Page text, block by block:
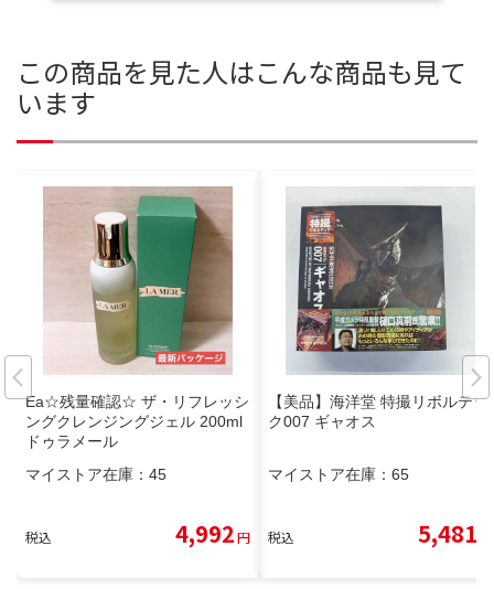
この商品を見た人はこんな商品も見て
います
Ea☆残量確認☆ ザ・リフレッシ
ングクレンジングジェル 200ml
ドゥラメール
マイストア在庫： 45
税込 4,992円
【美品】海洋堂 特撮リボルテッ
ク007 ギャオス
マイストア在庫： 65
税込 5,481